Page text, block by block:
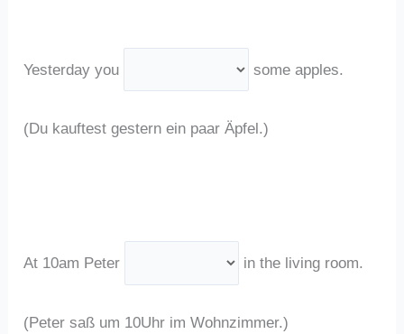
Yesterday you some apples.
(Du kauftest gestern ein paar Äpfel.)
At 10am Peter in the living room.
(Peter saß um 10Uhr im Wohnzimmer.)